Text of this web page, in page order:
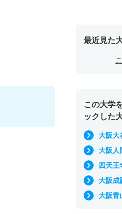
最近見た
この大学
ックした
大阪大
大阪人
四天王
大阪成
大阪青